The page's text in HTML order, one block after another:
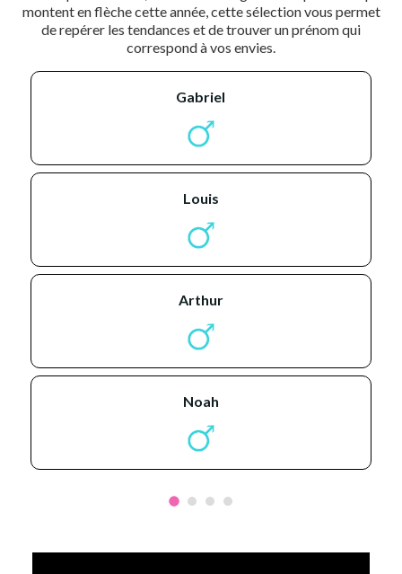
montent en flèche cette année, cette sélection vous permet
de repérer les tendances et de trouver un prénom qui
correspond à vos envies.
gabriel
louis
arthur
noah